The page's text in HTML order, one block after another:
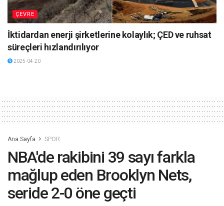
ÇEVRE
İktidardan enerji şirketlerine kolaylık; ÇED ve ruhsat
süreçleri hızlandırılıyor
2025-04-20
Ana Sayfa SPOR
NBA'de rakibini 39 sayı farkla
mağlup eden Brooklyn Nets,
seride 2-0 öne geçti